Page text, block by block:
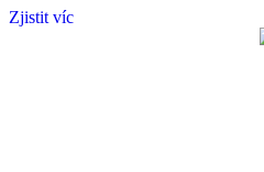
Zjistit víc